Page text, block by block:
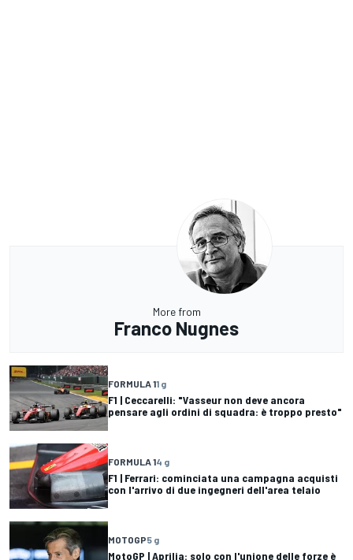
More from
Franco Nugnes
FORMULA 11 g
F1 | Ceccarelli: "Vasseur non deve ancora
pensare agli ordini di squadra: è troppo presto"
FORMULA 14 g
F1 | Ferrari: cominciata una campagna acquisti
con l'arrivo di due ingegneri dell'area telaio
MOTOGP5 g
MotoGP | Aprilia: solo con l'unione delle forze è